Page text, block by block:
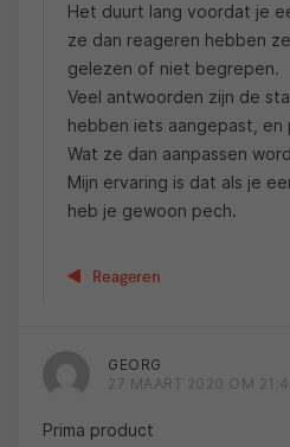
Het duurt lang voordat je
ze dan reageren hebben
gelezen of niet begrepen.
Veel antwoorden zijn de
hebben iets aangepast, en
Wat ze dan aanpassen
Mijn ervaring is dat als je
heb je gewoon pech.
Reageren
GEORG
27 MAART 2020 OM
Prima product